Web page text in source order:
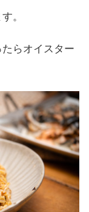
。
らオイスター